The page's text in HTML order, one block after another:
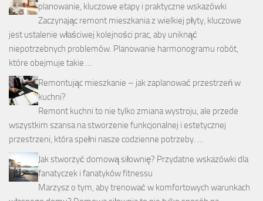
planowanie, kluczowe etapy i praktyczne wskazówki
Zaczynając remont mieszkania z wielkiej płyty, kluczowe
jest ustalenie właściwej kolejności prac, aby uniknąć
niepotrzebnych problemów. Planowanie harmonogramu robót,
które obejmuje takie …
Remontując mieszkanie – jak zaplanować przestrzeń w
kuchni?
Remont kuchni to nie tylko zmiana wystroju, ale przede
wszystkim szansa na stworzenie funkcjonalnej i estetycznej
przestrzeni, która spełni nasze codzienne potrzeby. …
Jak stworzyć domową siłownię? Przydatne wskazówki dla
fanatyczek i fanatyków fitnessu
Marzysz o tym, aby trenować w komfortowych warunkach